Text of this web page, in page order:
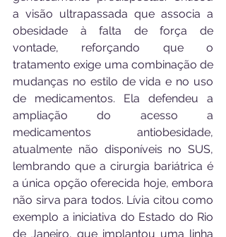
a visão ultrapassada que associa a
obesidade à falta de força de
vontade, reforçando que o
tratamento exige uma combinação de
mudanças no estilo de vida e no uso
de medicamentos. Ela defendeu a
ampliação do acesso a
medicamentos antiobesidade,
atualmente não disponíveis no SUS,
lembrando que a cirurgia bariátrica é
a única opção oferecida hoje, embora
não sirva para todos. Lívia citou como
exemplo a iniciativa do Estado do Rio
de Janeiro, que implantou uma linha